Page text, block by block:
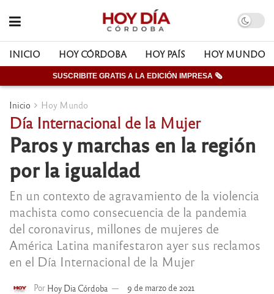
INICIO HOY CÓRDOBA HOY PAÍS HOY MUNDO
SUSCRIBITE GRATIS A LA EDICIÓN IMPRESA 🗞
Inicio Hoy Mundo
Día Internacional de la Mujer
Paros y marchas en la región
por la igualdad
En un contexto de agravamiento de la violencia
machista como consecuencia de la pandemia
del coronavirus, millones de mujeres de
América Latina manifestaron ayer sus reclamos
en el Día Internacional de la Mujer
Por Hoy Dia Córdoba 9 de marzo de 2021